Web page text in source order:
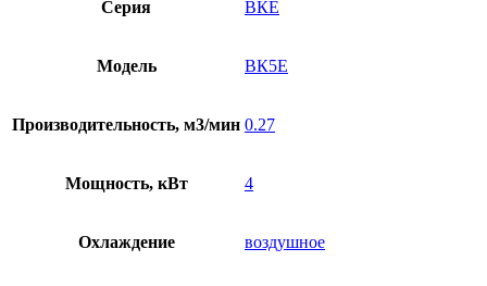
Серия ВКЕ
Модель ВК5E
Производительность, м3/мин 0.27
Мощность, кВт 4
Охлаждение воздушное